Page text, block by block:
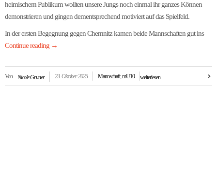
heimischem Publikum wollten unsere Jungs noch einmal ihr ganzes Können
demonstrieren und gingen dementsprechend motiviert auf das Spielfeld.
In der ersten Begegnung gegen Chemnitz kamen beide Mannschaften gut ins
Continue reading →
Von Nicole Gruner 23. Oktober 2025 Mannschaft,mU10 weiterlesen